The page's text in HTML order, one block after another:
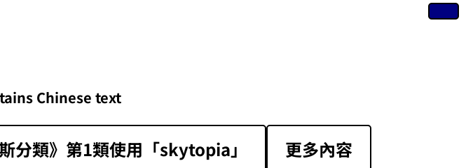
Chinese text
斯分類》第1類‌使用「skytopia」 更多內容